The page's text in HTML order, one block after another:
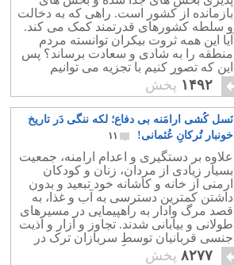
بازمانده از کشور است. راهی که به دخالت
و سلطه کشورهای قدرتمند کمک می کند.
آیا این همه ثروت بیکران توانسته مردم
منطقه را به شادی و سعادت برساند؟ پس
این که تصور کنیم با تجزیه می توانیم
کشورهایی آباد و سعادتمند داشته باشیم ، و
تنها مشگل همین باشد سرابی بیش نیست!
۱۴۹۲ پخش
نَسل کُشی ارامَنه بی دفاع؛ لکه ننگی دَر تاریخ
خونبار تُرکانِ عُثمانی!
۱۱
علاوه بر دستگیری و اعدام ارامنه، جمعیت
بسیار زیادی از مردان، زنان و کودکان
ارمنی از خانه و کاشانه خود تبعید و بدون
داشتن کمترین دسترسی به آب و غذا، به
قصد مرگ وادار به راهپیمایی در مسیرهای
طولانی و بیابانی شدند. تجاوز و آزار و اذیت
جنسی قربانیان توسط سربازان ترک در
طول تبعید به دفعات گزارش شده‌ است.
۸۲۷۷ پخش